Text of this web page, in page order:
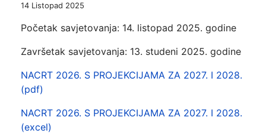
14 Listopad 2025
Početak savjetovanja: 14. listopad 2025. godine
Završetak savjetovanja: 13. studeni 2025. godine
NACRT 2026. S PROJEKCIJAMA ZA 2027. I 2028.
(pdf)
NACRT 2026. S PROJEKCIJAMA ZA 2027. I 2028.
(excel)